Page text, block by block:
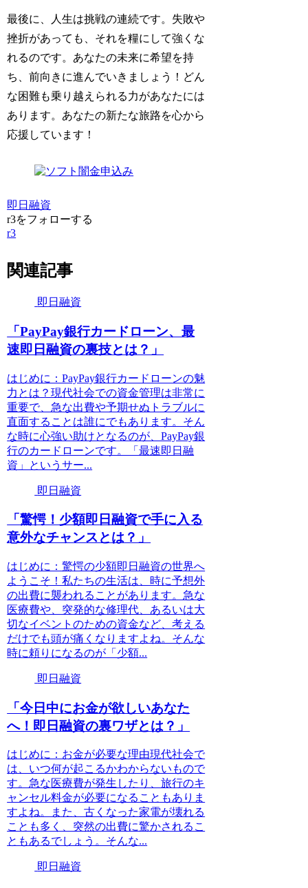
最後に、人生は挑戦の連続です。失敗や
挫折があっても、それを糧にして強くな
れるのです。あなたの未来に希望を持
ち、前向きに進んでいきましょう！どん
な困難も乗り越えられる力があなたには
あります。あなたの新たな旅路を心から
応援しています！
即日融資
r3をフォローする
r3
関連記事
即日融資
「PayPay銀行カードローン、最
速即日融資の裏技とは？」
はじめに：PayPay銀行カードローンの魅
力とは？現代社会での資金管理は非常に
重要で、急な出費や予期せぬトラブルに
直面することは誰にでもあります。そん
な時に心強い助けとなるのが、PayPay銀
行のカードローンです。「最速即日融
資」というサー...
即日融資
「驚愕！少額即日融資で手に入る
意外なチャンスとは？」
はじめに：驚愕の少額即日融資の世界へ
ようこそ！私たちの生活は、時に予想外
の出費に襲われることがあります。急な
医療費や、突発的な修理代、あるいは大
切なイベントのための資金など、考える
だけでも頭が痛くなりますよね。そんな
時に頼りになるのが「少額...
即日融資
「今日中にお金が欲しいあなた
へ！即日融資の裏ワザとは？」
はじめに：お金が必要な理由現代社会で
は、いつ何が起こるかわからないもので
す。急な医療費が発生したり、旅行のキ
ャンセル料金が必要になることもありま
すよね。また、古くなった家電が壊れる
ことも多く、突然の出費に驚かされるこ
ともあるでしょう。そんな...
即日融資